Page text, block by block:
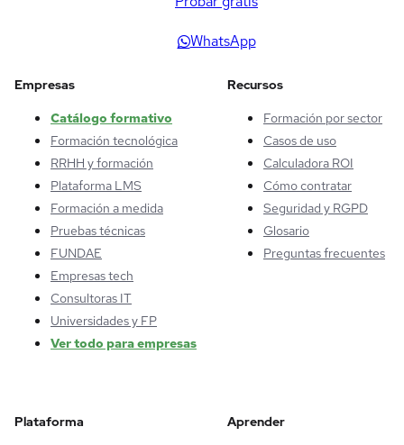
WhatsApp
Empresas
Catálogo formativo
Formación tecnológica
RRHH y formación
Plataforma LMS
Formación a medida
Pruebas técnicas
FUNDAE
Empresas tech
Consultoras IT
Universidades y FP
Ver todo para empresas
Recursos
Formación por sector
Casos de uso
Calculadora ROI
Cómo contratar
Seguridad y RGPD
Glosario
Preguntas frecuentes
Plataforma Aprender